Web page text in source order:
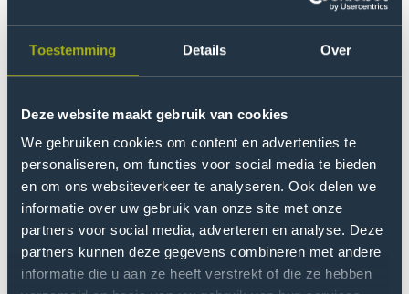
Toestemming Details Over
Deze website maakt gebruik van cookies
We gebruiken cookies om content en advertenties te
personaliseren, om functies voor social media te bieden
en om ons websiteverkeer te analyseren. Ook delen we
informatie over uw gebruik van onze site met onze
partners voor social media, adverteren en analyse. Deze
partners kunnen deze gegevens combineren met andere
informatie die u aan ze heeft verstrekt of die ze hebben
maatschappelijk werker
trajectbegeleider
consulent sociaal domein
We lichten 3 voorbeeldfuncties voor je uit.
Jeugdprofessional
Alsjeugdprofessionalbegeleid je jongeren en gezinnen
bij opvoed- en ontwikkelvragen. Je werkt samen met
scholen, hulpverleners en gemeenten. Je ondersteunt
bij het vinden van passende oplossingen.